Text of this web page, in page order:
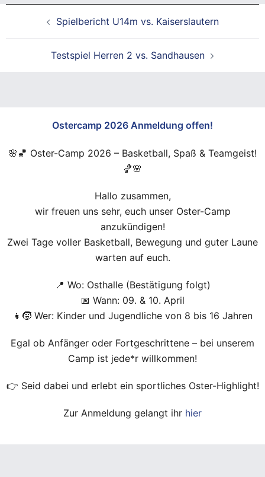
Spielbericht U14m vs. Kaiserslautern
Testspiel Herren 2 vs. Sandhausen
Ostercamp 2026 Anmeldung offen!
🌸🏀 Oster-Camp 2026 – Basketball, Spaß & Teamgeist!
🏀🌸
Hallo zusammen,
wir freuen uns sehr, euch unser Oster-Camp
anzukündigen!
Zwei Tage voller Basketball, Bewegung und guter Laune
warten auf euch.
📍 Wo: Osthalle (Bestätigung folgt)
📅 Wann: 09. & 10. April
👧🧒 Wer: Kinder und Jugendliche von 8 bis 16 Jahren
Egal ob Anfänger oder Fortgeschrittene – bei unserem
Camp ist jede*r willkommen!
👉 Seid dabei und erlebt ein sportliches Oster-Highlight!
Zur Anmeldung gelangt ihr hier